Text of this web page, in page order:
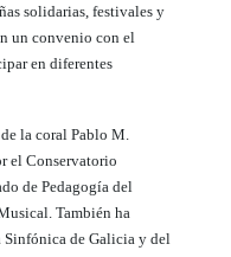
solidarias, festivales y
un convenio con el
en diferentes
la coral Pablo M.
el Conservatorio
de Pedagogía del
También ha
Sinfónica de Galicia y del